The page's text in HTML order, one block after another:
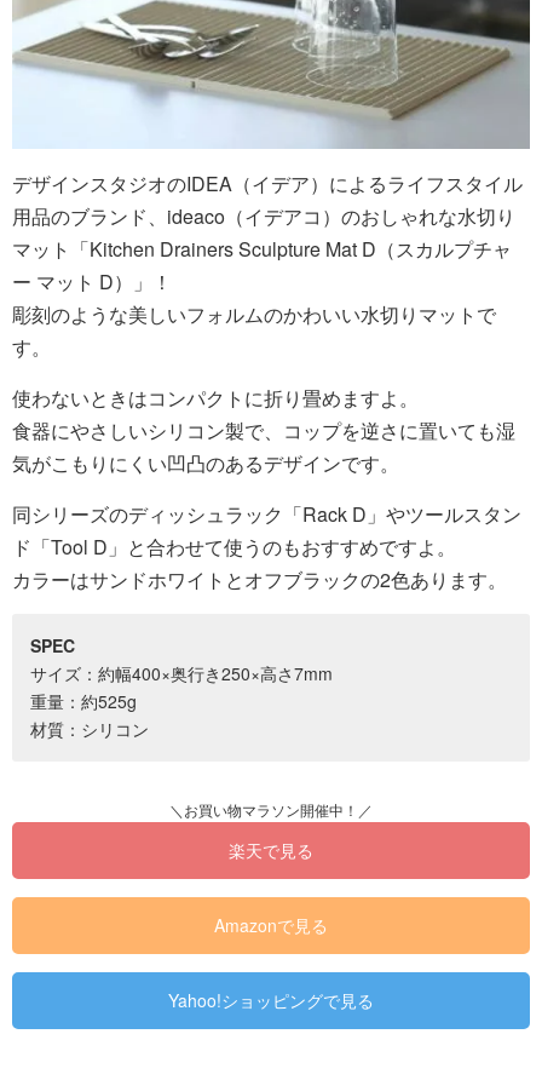
デザインスタジオのIDEA（イデア）によるライフスタイル
用品のブランド、ideaco（イデアコ）のおしゃれな水切り
マット「Kitchen Drainers Sculpture Mat D（スカルプチャ
ー マット D）」！
彫刻のような美しいフォルムのかわいい水切りマットで
す。
使わないときはコンパクトに折り畳めますよ。
食器にやさしいシリコン製で、コップを逆さに置いても湿
気がこもりにくい凹凸のあるデザインです。
同シリーズのディッシュラック「Rack D」やツールスタン
ド「Tool D」と合わせて使うのもおすすめですよ。
カラーはサンドホワイトとオフブラックの2色あります。
SPEC
サイズ：約幅400×奥行き250×高さ7mm
重量：約525g
材質：シリコン
楽天で見る
Amazonで見る
Yahoo!ショッピングで見る